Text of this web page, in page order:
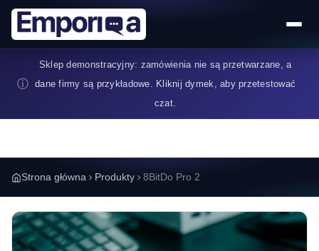
Przejdź do treści
ⓘ
Sklep demonstracyjny: zamówienia nie są przetwarzane, a
dane firmy są przykładowe. Kliknij dymek, aby przetestować
czat.
Strona główna Produkty 8BitDo Pro 2